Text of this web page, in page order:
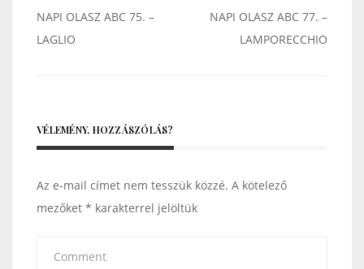
Bejegyzés
navigáció
NAPI OLASZ ABC 75. –
LAGLIO
NAPI OLASZ ABC 77. –
LAMPORECCHIO
VÉLEMÉNY, HOZZÁSZÓLÁS?
Az e-mail címet nem tesszük közzé. A kötelező
mezőket * karakterrel jelöltük